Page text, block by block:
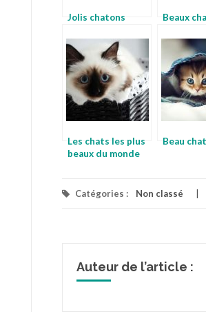
Jolis chatons Beaux
Les chats les plus
beaux du monde
Beau
Catégories : Non classé
Auteur de l’article :